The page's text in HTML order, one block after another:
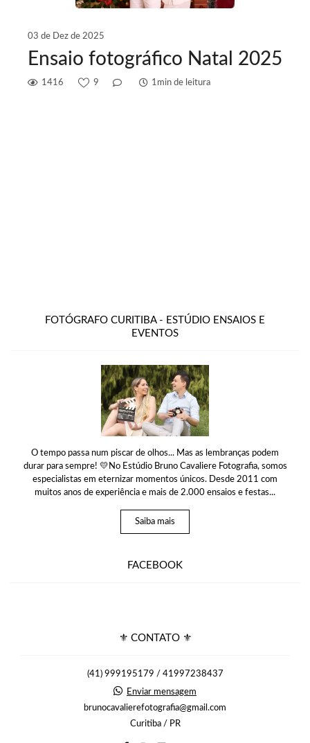
03 de Dez de 2025
Ensaio fotográfico Natal 2025
1416 9 1min de leitura
FOTÓGRAFO CURITIBA - ESTÚDIO ENSAIOS E
EVENTOS
O tempo passa num piscar de olhos... Mas as lembranças podem
durar para sempre! 💛No Estúdio Bruno Cavaliere Fotografia, somos
especialistas em eternizar momentos únicos. Desde 2011 com
muitos anos de experiência e mais de 2.000 ensaios e festas...
Saiba mais
FACEBOOK
⚜ CONTATO ⚜
(41) 999195179 / 41997238437
Enviar mensagem
brunocavalierefotografia@gmail.com
Curitiba / PR